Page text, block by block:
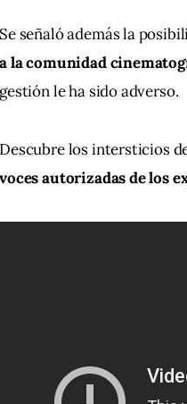
Se señaló además la
a la comunidad
gestión le ha sido adverso.
Descubre los intersticios
voces autorizadas de los